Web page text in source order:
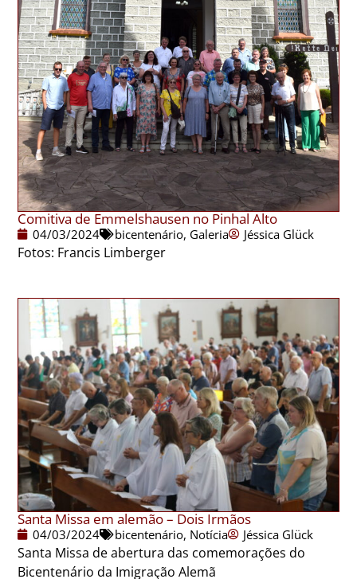
Comitiva de Emmelshausen no Pinhal Alto
04/03/2024 bicentenário, Galeria Jéssica Glück
Fotos: Francis Limberger
Santa Missa em alemão – Dois Irmãos
04/03/2024 bicentenário, Notícia Jéssica Glück
Santa Missa de abertura das comemorações do
Bicentenário da Imigração Alemã